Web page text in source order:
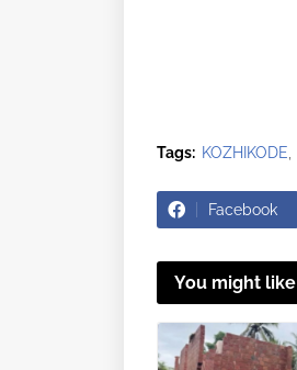
Tags: KOZHIKODE
Facebook
You might like